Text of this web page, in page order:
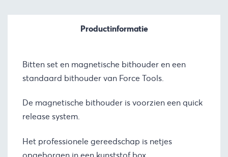
Productinformatie
Bitten set en magnetische bithouder en een
standaard bithouder van Force Tools.
De magnetische bithouder is voorzien een quick
release system.
Het professionele gereedschap is netjes